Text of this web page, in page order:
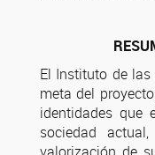
El Instituto de las
meta del
identidades que
sociedad